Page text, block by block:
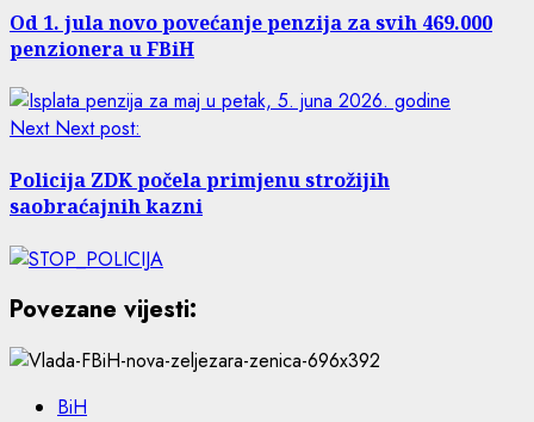
Od 1. jula novo povećanje penzija za svih 469.000
penzionera u FBiH
Next Next post:
Policija ZDK počela primjenu strožijih
saobraćajnih kazni
Povezane vijesti:
BiH